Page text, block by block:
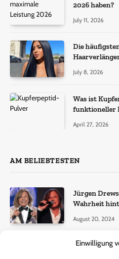
Einwilligung
2026 haben?
July 11, 2026
Die
July 8, 2026
Was ist
funktioneller
April 27, 2026
AM BELIEBTESTEN
Jürgen
Wahrheit
August 20, 2024
Ralf